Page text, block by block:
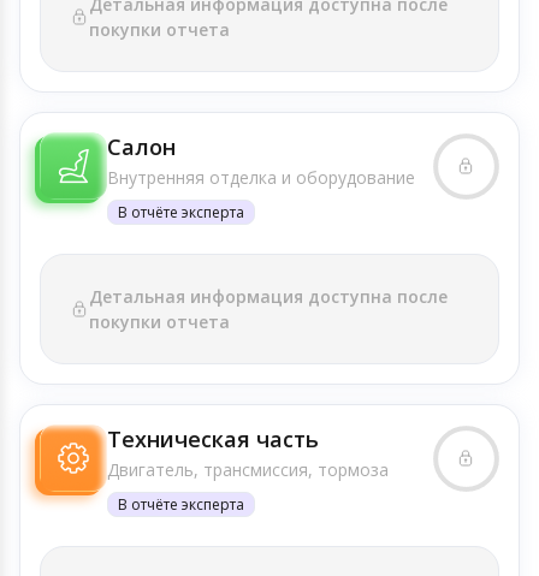
покупки отчета
Салон
Внутренняя отделка и оборудование
В отчёте эксперта
Детальная информация доступна после
покупки отчета
Техническая часть
Двигатель, трансмиссия, тормоза
В отчёте эксперта